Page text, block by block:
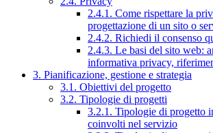
2.4.1. Come rispettare la
progettazione di un sito o
2.4.2. Richiedi il consenso
2.4.3. Le basi del sito web:
informativa privacy,
3. Pianificazione, gestione e strategia
3.1. Obiettivi del progetto
3.2. Tipologie di progetti
3.2.1. Tipologie di progetto
coinvolti nel servizio